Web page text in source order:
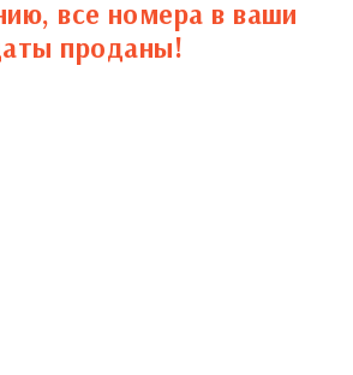
все номера в ваши
проданы!